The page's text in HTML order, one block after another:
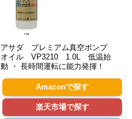
アサダ プレミアム真空ポンプ
オイル VP3210 1.0L 低温始
動 ・ 長時間運転に能力発揮！
Amazonで探す
楽天市場で探す